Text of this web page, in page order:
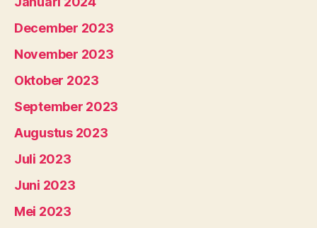
December 2023
November 2023
Oktober 2023
September 2023
Augustus 2023
Juli 2023
Juni 2023
Mei 2023